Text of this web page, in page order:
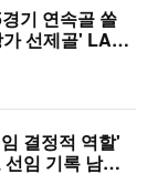
기 연속골 쏠
선제골' LAF
결정적 역할'
임 기록 남아